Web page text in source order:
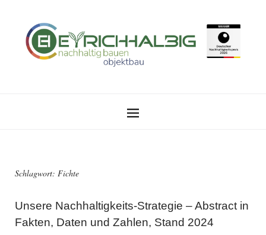
Schlagwort: Fichte
Unsere Nachhaltigkeits-Strategie – Abstract in
Fakten, Daten und Zahlen, Stand 2024